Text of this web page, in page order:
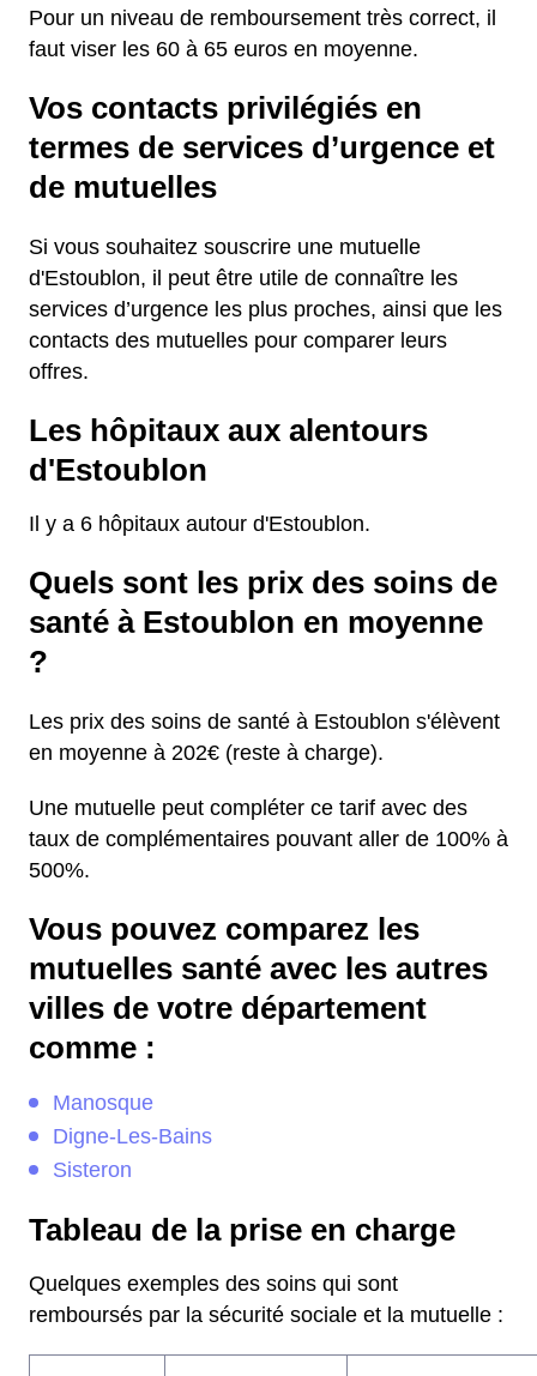
Pour un niveau de remboursement très correct, il
faut viser les 60 à 65 euros en moyenne.
Vos contacts privilégiés en
termes de services d’urgence et
de mutuelles
Si vous souhaitez souscrire une mutuelle
d'Estoublon, il peut être utile de connaître les
services d’urgence les plus proches, ainsi que les
contacts des mutuelles pour comparer leurs
offres.
Les hôpitaux aux alentours
d'Estoublon
Il y a 6 hôpitaux autour d'Estoublon.
Quels sont les prix des soins de
santé à Estoublon en moyenne
?
Les prix des soins de santé à Estoublon s'élèvent
en moyenne à 202€ (reste à charge).
Une mutuelle peut compléter ce tarif avec des
taux de complémentaires pouvant aller de 100% à
500%.
Vous pouvez comparez les
mutuelles santé avec les autres
villes de votre département
comme :
Manosque
Digne-Les-Bains
Sisteron
Tableau de la prise en charge
Quelques exemples des soins qui sont
remboursés par la sécurité sociale et la mutuelle :